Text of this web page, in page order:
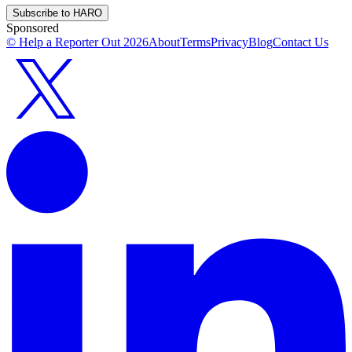
Subscribe to HARO
Sponsored
© Help a Reporter Out 2026AboutTermsPrivacyBlogContact Us